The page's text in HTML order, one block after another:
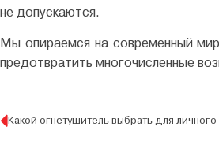
не допускаются.
Мы опираемся на современный
предотвратить многочисленные
Какой огнетушитель выбрать для личного